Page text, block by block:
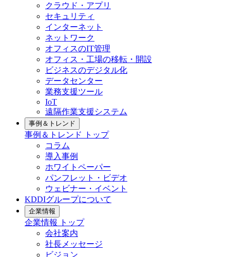
クラウド・アプリ
セキュリティ
インターネット
ネットワーク
オフィスのIT管理
オフィス・工場の移転・開設
ビジネスのデジタル化
データセンター
業務支援ツール
IoT
遠隔作業支援システム
事例＆トレンド
事例＆トレンド
トップ
コラム
導入事例
ホワイトペーパー
パンフレット・ビデオ
ウェビナー・イベント
KDDIグループについて
企業情報
企業情報
トップ
会社案内
社長メッセージ
ビジョン